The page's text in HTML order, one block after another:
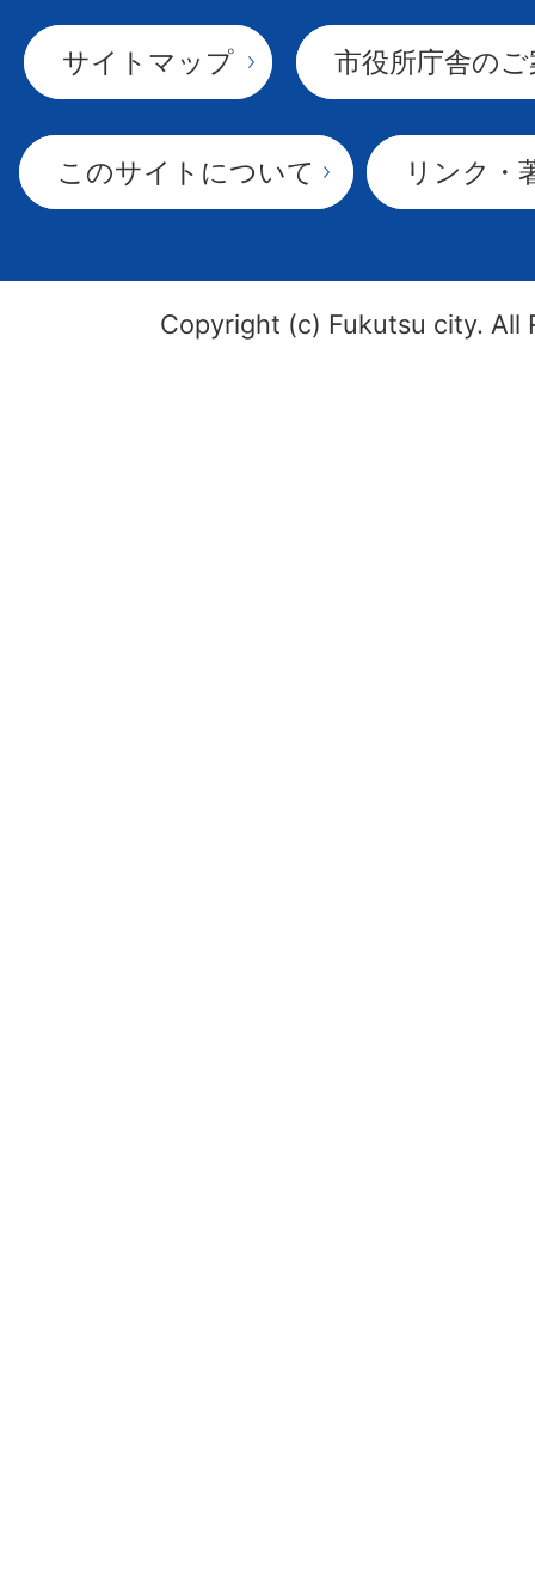
サイトマップ 市役所庁舎の
このサイトについて リンク・
Copyright (c) Fukutsu city. All